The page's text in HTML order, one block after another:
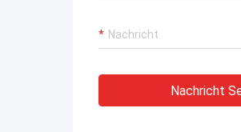
Nachricht